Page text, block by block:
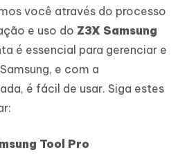
você através do processo
e uso do Z3X Samsung
é essencial para gerenciar e
e com a
é fácil de usar. Siga estes
Tool Pro